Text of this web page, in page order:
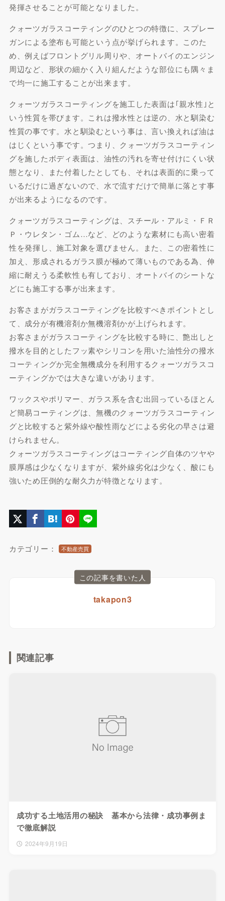
発揮させることが可能となりました。
クォーツガラスコーティングのひとつの特徴に、スプレー
ガンによる塗布も可能という点が挙げられます。このた
め、例えばフロントグリル周りや、オートバイのエンジン
周辺など、形状の細かく入り組んだような部位にも隅々ま
で均一に施工することが出来ます。
クォーツガラスコーティングを施工した表面は｢親水性｣と
いう性質を帯びます。これは撥水性とは逆の、水と馴染む
性質の事です。水と馴染むという事は、言い換えれば油は
はじくという事です。つまり、クォーツガラスコーティン
グを施したボディ表面は、油性の汚れを寄せ付けにくい状
態となり、また付着したとしても、それは表面的に乗って
いるだけに過ぎないので、水で流すだけで簡単に落とす事
が出来るようになるのです。
クォーツガラスコーティングは、スチール・アルミ・ＦＲ
Ｐ・ウレタン・ゴム…など、どのような素材にも高い密着
性を発揮し、施工対象を選びません。また、この密着性に
加え、形成されるガラス膜が極めて薄いものである為、伸
縮に耐えうる柔軟性も有しており、オートバイのシートな
どにも施工する事が出来ます。
お客さまがガラスコーティングを比較すべきポイントとし
て、成分が有機溶剤か無機溶剤かが上げられます。
お客さまがガラスコーティングを比較する時に、艶出しと
撥水を目的としたフッ素やシリコンを用いた油性分の撥水
コーティングか完全無機成分を利用するクォーツガラスコ
ーティングかでは大きな違いがあります。
ワックスやポリマー、ガラス系を含む出回っているほとん
ど簡易コーティングは、無機のクォーツガラスコーティン
グと比較すると紫外線や酸性雨などによる劣化の早さは避
けられません。
クォーツガラスコーティングはコーティング自体のツヤや
膜厚感は少なくなりますが、紫外線劣化は少なく、酸にも
強いため圧倒的な耐久力が特徴となります。
カテゴリー： 不動産売買
この記事を書いた人
takapon3
関連記事
成功する土地活用の秘訣 基本から法律・成功事例ま
で徹底解説
2024年9月19日